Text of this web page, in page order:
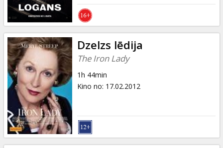
Dzelzs lēdija
The Iron Lady
1h 44min
Kino no: 17.02.2012